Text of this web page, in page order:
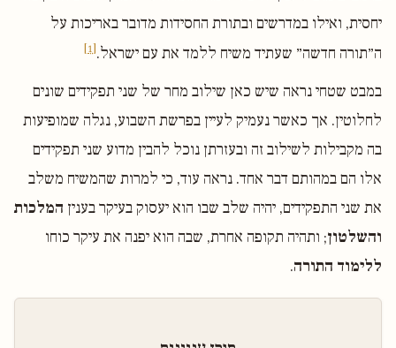
יחסית, ואילו במדרשים ובתורת החסידות מדובר באריכות על
ה״תורה חדשה״ שעתיד משיח ללמד את עם ישראל.[1]
במבט שטחי נראה שיש כאן שילוב מחר של שני תפקידים שונים
לחלוטין. אך כאשר נעמיק לעיין בפרשת השבוע, נגלה שמופיעות
בה מקבילות לשילוב זה ובעזרתן נוכל להבין מדוע שני תפקידים
אלו הם במהותם דבר אחד. נראה עוד, כי למרות שהמשיח משלב
את שני התפקידים, יהיה שלב שבו הוא יעסוק בעיקר בענין המלכות
והשלטון; ותהיה תקופה אחרת, שבה הוא יפנה את עיקר כוחו
ללימוד התורה.